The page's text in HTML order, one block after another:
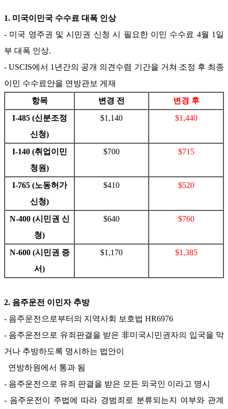
1. 미국이민국 수수료 대폭 인상
- 미국 영주권 및 시민권 신청 시 필요한 이민 수수료 4월 1 일
부 대폭 인상.
- USCIS에서 1 년간의 공개 의견수렴 기간을 거쳐 조정 후 최종
이민 수수료안을 연방관보 게재
항목
변경 전
변경 후
I-485 (신분조정
신청)
$1,140 $1,440
I-140 (취업이민
청원)
$700 $715
I-765 (노동허가
신청)
$410 $520
N-400 (시민권 신
청)
$640 $760
N-600 (시민권 증
서)
$1,170 $1,385
2. 음주운전 이민자 추방
- 음주운전으로부터의 지역사회 보호법 HR6976
- 음주운전으로 유죄판결을 받은 非미국시민권자의 입국을 막
거나 추방하도록 명시하는 법안이
연방하원에서 통과 됨
- 음주운전으로 유죄 판결을 받은 모든 외국인 이라고 명시
- 음주운전이 주법에 따라 경범죄로 분류되는지 여부와 관계